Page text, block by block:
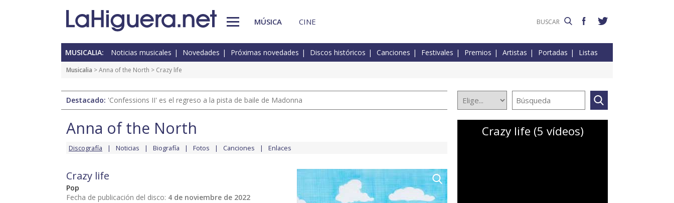
MÚSICA CINE
MUSICALIA: Noticias musicales Novedades Próximas novedades Discos históricos Canciones Festivales Premios Artistas Portadas Listas
Musicalia >Anna of the North > Crazy life
Destacado: 'Confessions II' es el regreso a la pista de baile de Madonna
Anna of the North
Discografía Noticias Biografía Fotos Canciones Enlaces
Crazy life
Pop
Fecha de publicación del disco: 4 de noviembre de 2022
Crazy life (5 vídeos)